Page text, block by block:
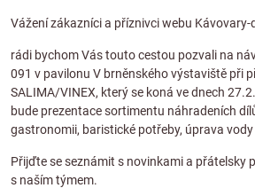
Vážení zákazníci a příznivci webu Kávovary-
rádi bychom Vás touto cestou pozvali na
091 v pavilonu V brněnského výstaviště při
SALIMA/VINEX, který se koná ve dnech
bude prezentace sortimentu náhradeních
gastronomii, baristické potřeby, úprava
Přijďte se seznámit s novinkami a přátelsky
s naším týmem.